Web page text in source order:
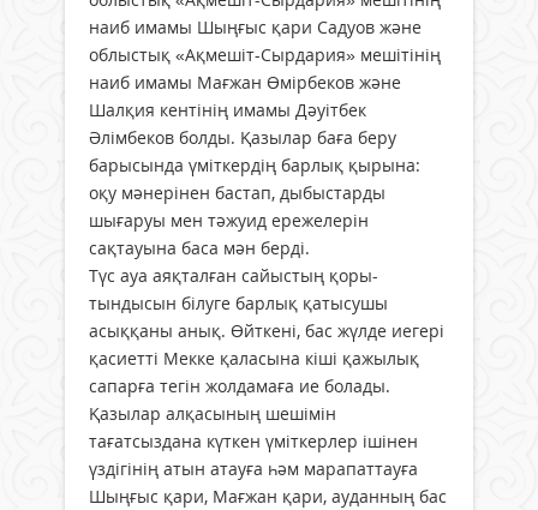
наиб имамы Шыңғыс қари Садуов және
облыстық «Ақмешіт-Сырдария» меші­тінің
наиб имамы Мағжан Өмірбеков және
Шалқия кентінің имамы Дәуітбек
Әлімбеков болды. Қазылар баға беру
барысында үміткердің барлық қырына:
оқу мәнерінен бастап, дыбыстарды
шығаруы мен тәжуид ережелерін
сақтауына баса мән берді.
Түс ауа аяқталған сайыстың қоры­
тындысын білуге барлық қатысушы
асыққаны анық. Өйткені, бас жүлде иегері
қасиетті Мекке қаласына кіші қажылық
сапарға тегін жолдамаға ие болады.
Қазылар алқасының шешімін
тағатсыздана күткен үміткерлер ішінен
үздігінің атын атауға һәм марапаттауға
Шыңғыс қари, Мағжан қари, ауданның бас